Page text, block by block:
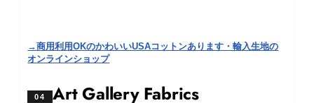
→商用利用OKのかわいいUSAコットンあります・輸入生地の
オンラインショップ
04 Art Gallery Fabrics